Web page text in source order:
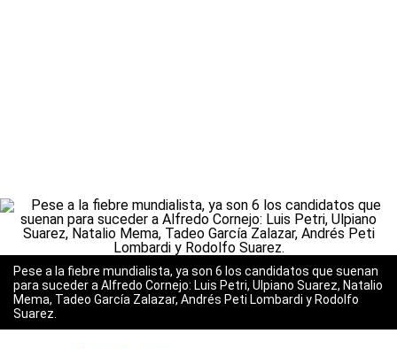
Pese a la fiebre mundialista, ya son 6 los candidatos que suenan
para suceder a Alfredo Cornejo: Luis Petri, Ulpiano Suarez, Natalio
Mema, Tadeo García Zalazar, Andrés Peti Lombardi y Rodolfo
Suarez.